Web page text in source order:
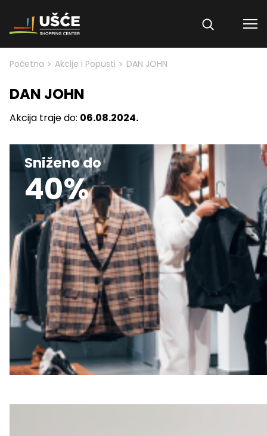
Skip to content
Početna > Akcije i Popusti > DAN JOHN
DAN JOHN
Akcija traje do: 06.08.2024.
Sniženo do
40%